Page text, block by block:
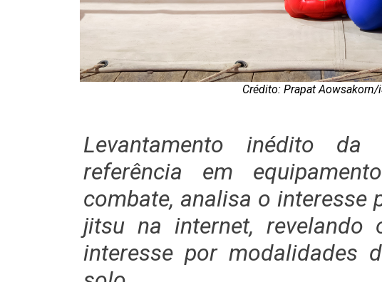
Crédito: Prapat Aowsakorn/
Levantamento inédito da
referência em
combate, analisa o interesse
jitsu na internet,
interesse por modalidades